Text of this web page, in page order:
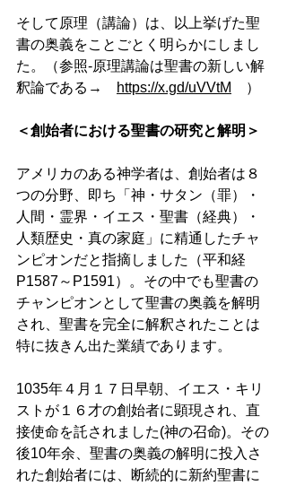
そして原理（講論）は、以上挙げた聖
書の奥義をことごとく明らかにしまし
た。（参照-原理講論は聖書の新しい解
釈論である→
https://x.gd/uVVtM ）
＜創始者における聖書の研究と解明＞
アメリカのある神学者は、創始者は８
つの分野、即ち「神・サタン（罪）・
人間・霊界・イエス・聖書（経典）・
人類歴史・真の家庭」に精通したチャ
ンピオンだと指摘しました（平和経
P1587～P1591）。その中でも聖書の
チャンピオンとして聖書の奥義を解明
され、聖書を完全に解釈されたことは
特に抜きん出た業績であります。
1035年４月１７日早朝、イエス・キリ
ストが１６才の創始者に顕現され、直
接使命を託されました(神の召命)。その
後10年余、聖書の奥義の解明に投入さ
れた創始者には、断続的に新約聖書に